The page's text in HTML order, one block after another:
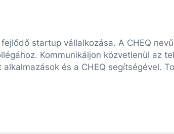
startup vállalkozása. A CHEQ
Kommunikáljon közvetlenül az
és a CHEQ segítségével.